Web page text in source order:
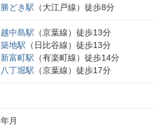
勝どき駅 （大江戸線） 徒歩8分
越中島駅 （京葉線） 徒歩13分
築地駅 （ 日比谷線） 徒歩13分
新富町駅 （有楽町線） 徒歩14分
八丁堀駅 （京葉線） 徒歩17分
年月